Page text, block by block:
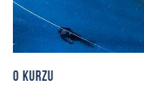
O kurzu